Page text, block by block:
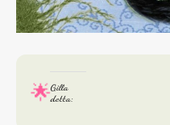
Gilla
detta: